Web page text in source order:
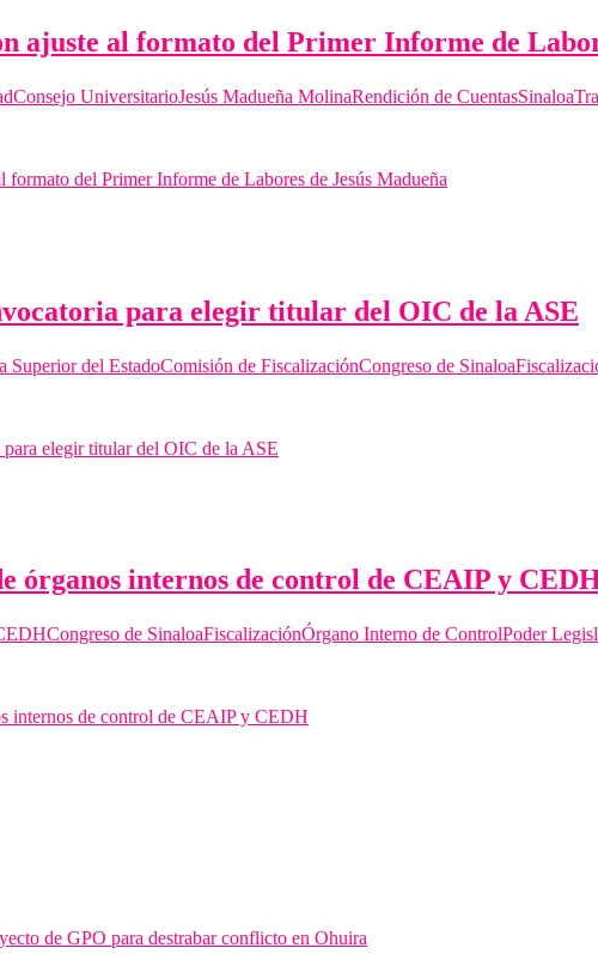
ajuste al formato del Primer Informe de
Consejo UniversitarioJesús Madueña MolinaRendición de CuentasSinaloa
del Primer Informe de Labores de Jesús Madueña
para elegir titular del OIC de la ASE
Superior del EstadoComisión de FiscalizaciónCongreso de Sinaloa
elegir titular del OIC de la ASE
órganos internos de control de CEAIP y
Congreso de SinaloaFiscalizaciónÓrgano Interno de ControlPoder
internos de control de CEAIP y CEDH
de GPO para destrabar conflicto en Ohuira